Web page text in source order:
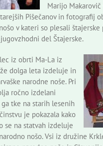
Marijo
Pišečanov in fotografij
v kateri so plesali štajerske
del Štajerske.
iz obrti Ma-La iz
dolga leta izdeluje in
narodne noše. Pri
ročno izdelani
tke na starih lesenih
je pokazala kako
se na statvah izdeluje
nošo. Vsi iz družine